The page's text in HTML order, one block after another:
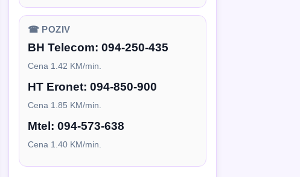
☎ POZIV
BH Telecom: 094-250-435
Cena 1.42 KM/min.
HT Eronet: 094-850-900
Cena 1.85 KM/min.
Mtel: 094-573-638
Cena 1.40 KM/min.